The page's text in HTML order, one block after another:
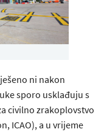
ni nakon
sporo usklađuju s
civilno zrakoplovstvo
ICAO), a u vrijeme